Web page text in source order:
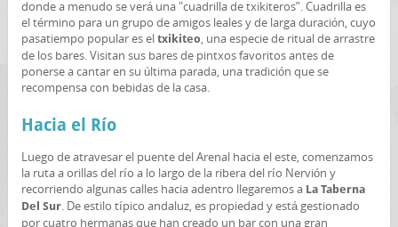
donde a menudo se verá una "cuadrilla de txikiteros”. Cuadrilla es
el término para un grupo de amigos leales y de larga duración, cuyo
pasatiempo popular es el txikiteo, una especie de ritual de arrastre
de los bares. Visitan sus bares de pintxos favoritos antes de
ponerse a cantar en su última parada, una tradición que se
recompensa con bebidas de la casa.
Hacia el Río
Luego de atravesar el puente del Arenal hacia el este, comenzamos
la ruta a orillas del río a lo largo de la ribera del río Nervión y
recorriendo algunas calles hacia adentro llegaremos a La Taberna
Del Sur. De estilo típico andaluz, es propiedad y está gestionado
por cuatro hermanas que han creado un bar con una gran